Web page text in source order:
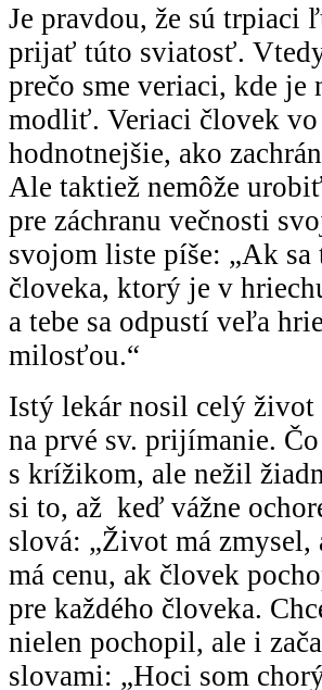
Je pravdou, že sú trpiaci
prijať túto sviatosť.
prečo sme veriaci, kde je
modliť. Veriaci človek
hodnotnejšie, ako
Ale taktiež nemôže
pre záchranu večnosti
svojom liste píše: „Ak
človeka, ktorý je v
a tebe sa odpustí veľa
milosťou.“
Istý lekár nosil celý
na prvé sv. prijímanie.
s krížikom, ale nežil
si to, až keď vážne
slová: „Život má
má cenu, ak človek
pre každého človeka.
nielen pochopil, ale i
slovami: „Hoci som